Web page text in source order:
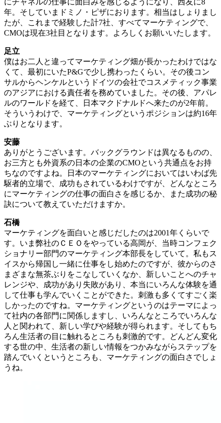
にチャネルの仕事に面白みを感じるようになり、西友に8
年。そしていまドミノ・ピザにおります。相当はしょりまし
たが、これまで経験した計7社、すべてマーケティングで、
CMOは現在3社目となります。よろしくお願いいたします。
足立
僕はお二人と違ってマーケティング畑が長かったわけではな
くて、最初にいたP&Gで少し携わったくらい。その後コン
サルからヘンケルというドイツの会社でコスメティック事業
のアジアにおける責任者を務めていました。その後、アパレ
ルのワールドを経て、日本マクドナルドへ来たのが2年前。
そういうわけで、マーケティングというポジションは約16年
ぶりとなります。
安藤
ありがとうございます。バックグラウンドは異なるものの、
お三方とも外資系の日本の企業のCMOという共通点をお持
ちなのですよね。日本のマーケティングにおいてはいわば先
駆者的立場で、成功もされているわけですが、どんなところ
にマーケティングの仕事の面白さを感じるか、また成功の秘
訣について教えていただけますか。
石橋
マーケティングを面白いと感じだしたのは2001年くらいで
す。いま弊社のＣＥＯをやっている高岡が、当時コンフェク
ショナリー部門のマーケティング本部長をしていて。私もス
イスから帰国し一緒に仕事をし始めたのですが、彼からのさ
まざまな無茶ぶりをこなしていくなか、新しいことへのチャ
レンジや、成功があり失敗があり、本当にいろんな体験を通
して仕事も学んでいくことができた。刺激も多くてすごく楽
しかったのですね。マーケティングというのはテーマによっ
て社内の各部門に関係しますし、いろんなところでいろんな
人と関われて、新しい学びや経験が得られます。そしてもち
ろん生活者の目に触れるところも刺激的です。どんどん変化
する世の中、生活者の新しい情報をつかみながらステップを
踏んでいくというところも、マーケティングの面白さでしょ
うね。